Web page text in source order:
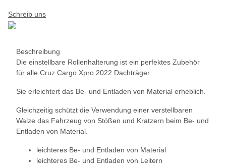
Schreib uns
Beschreibung
Die einstellbare Rollenhalterung ist ein perfektes Zubehör
für alle Cruz Cargo Xpro 2022 Dachträger.
Sie erleichtert das Be- und Entladen von Material erheblich.
Gleichzeitig schützt die Verwendung einer verstellbaren
Walze das Fahrzeug von Stößen und Kratzern beim Be- und
Entladen von Material.
leichteres Be- und Entladen von Material
leichteres Be- und Entladen von Leitern